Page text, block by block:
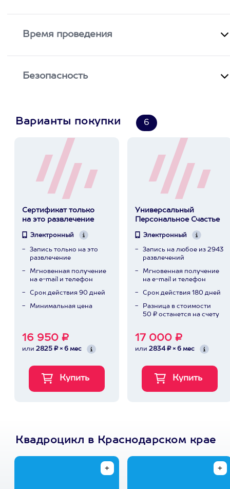
Время проведения
Безопасность
Варианты покупки 6
Сертификат только
на это развлечение
Электронный
Запись только на это
развлечение
Мгновенная получение
на e-mail и телефон
Срок действия 90 дней
Минимальная цена
16 950 ₽
или 2825 ₽ × 6 мес
Универсальный
Персональное Счастье
Электронный
Запись на любое из 2943
развлечений
Мгновенная получение
на e-mail и телефон
Срок действия 180 дней
Разница в стоимости
50 ₽ останется на счету
17 000 ₽
или 2834 ₽ × 6 мес
Квадроцикл в Краснодарском крае